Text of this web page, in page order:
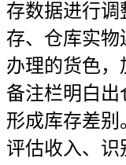
存数据进行调
存、仓库实物
办理的货色
备注栏明白
形成库存差别
评估收入、